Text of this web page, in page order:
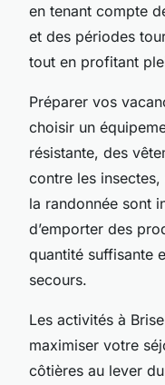
en tenant compte
et des périodes
tout en profitant
Préparer vos
choisir un
résistante, des
contre les
la randonnée sont
d’emporter des
quantité suffisante
secours.
Les activités à
maximiser votre
côtières au lever